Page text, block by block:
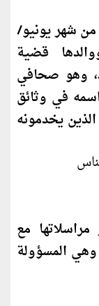
شهر يونيو/
قضية
وهو صحافي
في وثائق
يخدمونه
مع
وهي المسؤولة